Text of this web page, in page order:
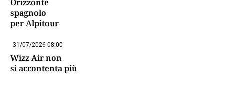
spagnolo
per Alpitour
31/07/2026 08:00
Wizz Air non
si accontenta più